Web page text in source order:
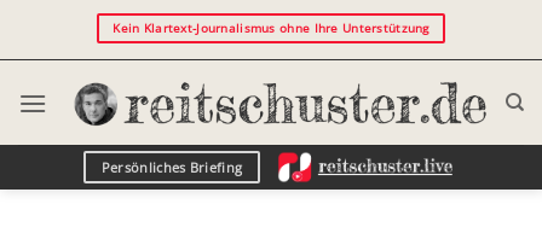
Kein Klartext-Journalismus ohne Ihre Unterstützung
Persönliches Briefing